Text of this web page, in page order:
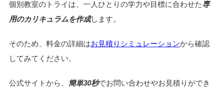
個別教室のトライでは、体験授業を受けたうえで、料金や学
習プランを相談できます。
実際に授業を体験してから検討できるため、塾選びを慎重に
進めたい方にも向いています。
個別教室のトライは、一人ひとりの学力や目標に合わせた専